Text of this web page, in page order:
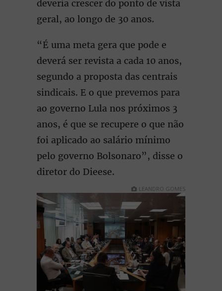
deveria crescer do ponto de vista
geral, ao longo de 30 anos.
“É uma meta gera que pode e
deverá ser revista a cada 10 anos,
segundo a proposta das centrais
sindicais. E o que prevemos para
ao governo Lula nos próximos 3
anos, é que se recupere o que não
foi aplicado ao salário mínimo
pelo governo Bolsonaro”, disse o
diretor do Dieese.
LEANDRO GOMES